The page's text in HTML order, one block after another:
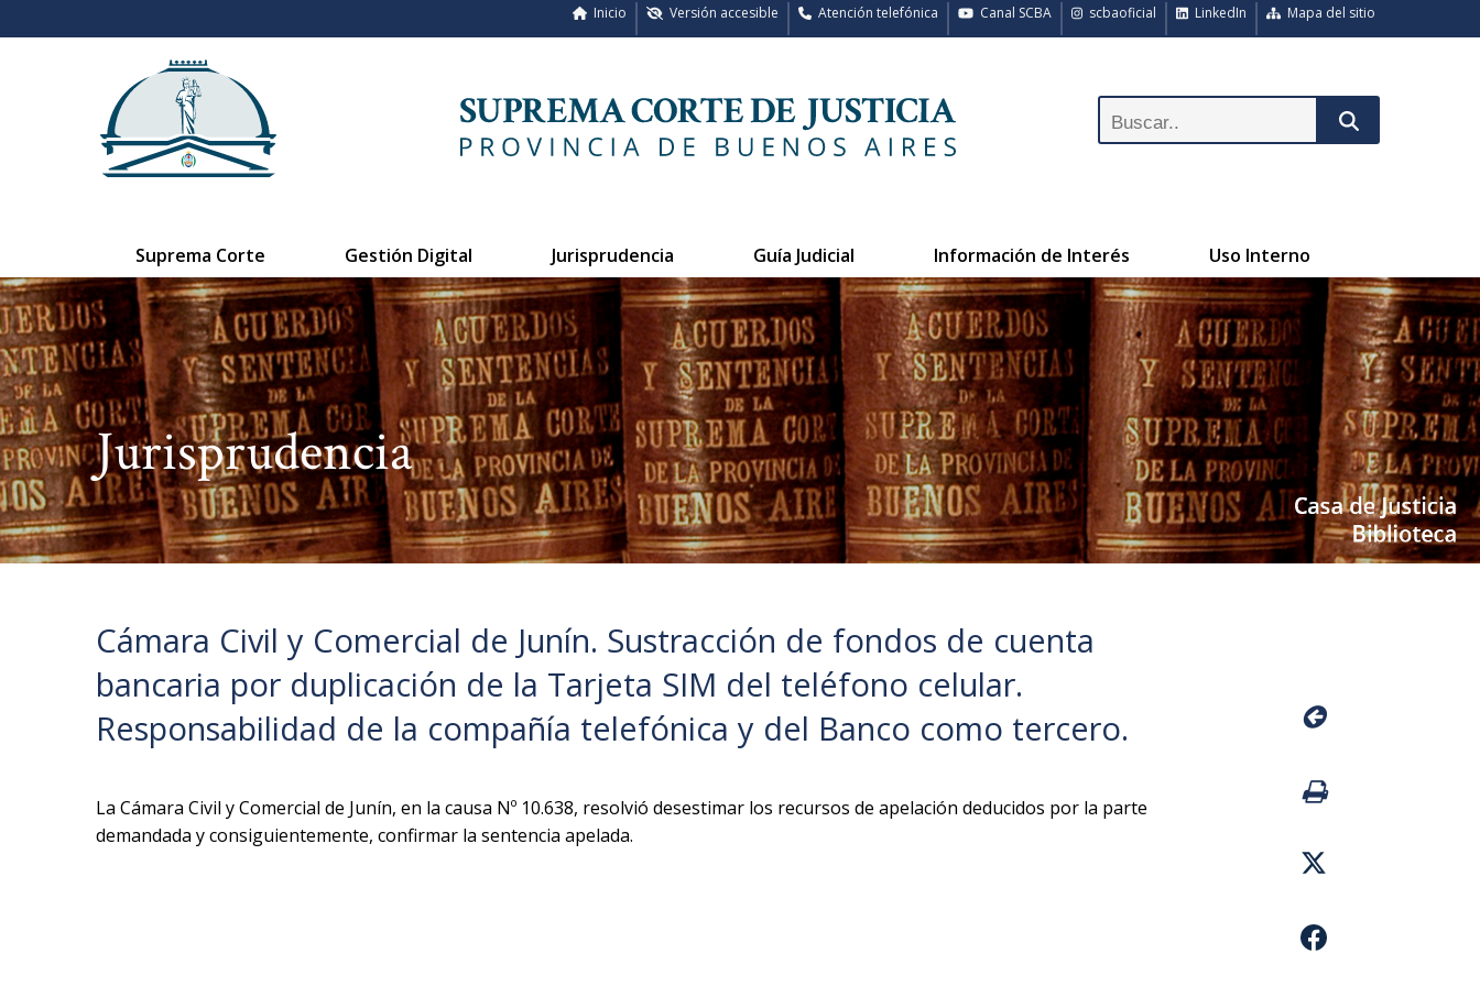
Mapa del sitio
LinkedIn
scbaoficial
Canal SCBA
Atención telefónica
Versión accesible
Inicio
Suprema Corte Gestión Digital Jurisprudencia Guía Judicial Información de Interés Uso Interno
Jurisprudencia
Cámara Civil y Comercial de Junín. Sustracción de fondos de cuenta
bancaria por duplicación de la Tarjeta SIM del teléfono celular.
Responsabilidad de la compañía telefónica y del Banco como tercero.
La Cámara Civil y Comercial de Junín, en la causa Nº 10.638, resolvió desestimar los recursos de apelación deducidos por la parte
demandada y consiguientemente, confirmar la sentencia apelada.